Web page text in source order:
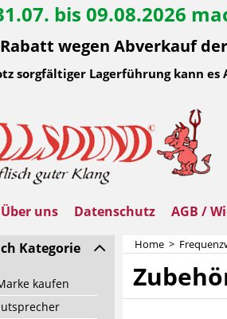
bis 09.08.2026
wegen Abverkauf
sorgfältiger Lagerführung kann
Über uns Datenschutz AGB /
Kategorie
kaufen
Home >